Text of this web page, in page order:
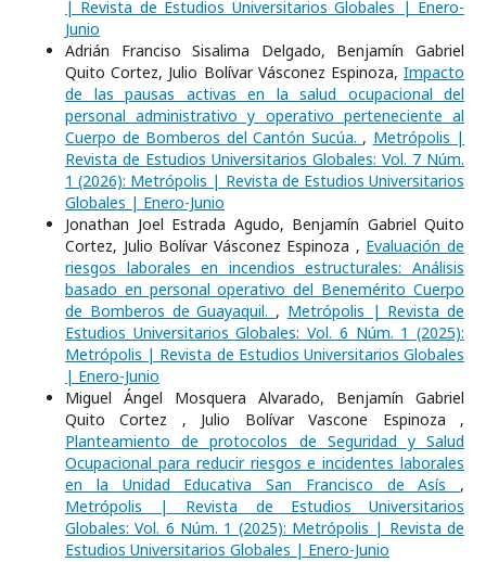
| Revista de Estudios Universitarios Globales | Enero-
Junio
Adrián Franciso Sisalima Delgado, Benjamín Gabriel
Quito Cortez, Julio Bolívar Vásconez Espinoza, Impacto
de las pausas activas en la salud ocupacional del
personal administrativo y operativo perteneciente al
Cuerpo de Bomberos del Cantón Sucúa. , Metrópolis |
Revista de Estudios Universitarios Globales: Vol. 7 Núm.
1 (2026): Metrópolis | Revista de Estudios Universitarios
Globales | Enero-Junio
Jonathan Joel Estrada Agudo, Benjamín Gabriel Quito
Cortez, Julio Bolívar Vásconez Espinoza , Evaluación de
riesgos laborales en incendios estructurales: Análisis
basado en personal operativo del Benemérito Cuerpo
de Bomberos de Guayaquil. , Metrópolis | Revista de
Estudios Universitarios Globales: Vol. 6 Núm. 1 (2025):
Metrópolis | Revista de Estudios Universitarios Globales
| Enero-Junio
Miguel Ángel Mosquera Alvarado, Benjamín Gabriel
Quito Cortez , Julio Bolívar Vascone Espinoza ,
Planteamiento de protocolos de Seguridad y Salud
Ocupacional para reducir riesgos e incidentes laborales
en la Unidad Educativa San Francisco de Asís ,
Metrópolis | Revista de Estudios Universitarios
Globales: Vol. 6 Núm. 1 (2025): Metrópolis | Revista de
Estudios Universitarios Globales | Enero-Junio